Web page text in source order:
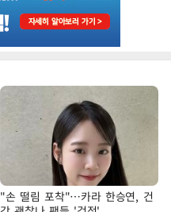
"손 떨림 포착"…카라 한승연, 건